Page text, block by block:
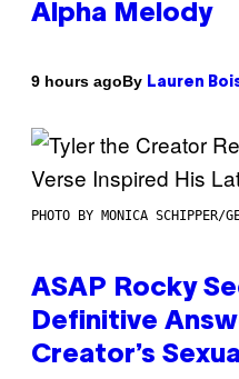
Alpha Melody
9 hours agoBy Lauren
PHOTO BY MONICA SCHIPPER/
ASAP Rocky
Definitive
Creator’s